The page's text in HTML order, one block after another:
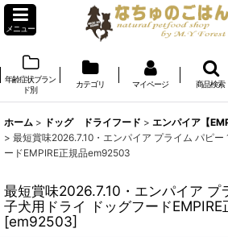
メニュー
年齢症状ブラン
ド別
カテゴリ マイページ 商品検索
ホーム > ドッグ ドライフード > エンパイア【
> 最短賞味2026.7.10・エンパイア プライム パピ
ードEMPIRE正規品em92503
最短賞味2026.7.10・エンパイア プ
子犬用ドライ ドッグフード
[em92503]